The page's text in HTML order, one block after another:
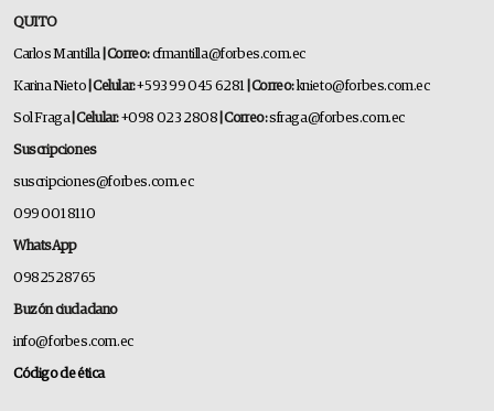
QUITO
Carlos Mantilla | Correo:cfmantilla@forbes.com.ec
Karina Nieto | Celular:+593 99 045 6281 | Correo:knieto@forbes.com.ec
Sol Fraga| Celular:+098 023 2808 | Correo:sfraga@forbes.com.ec
Suscripciones
suscripciones@forbes.com.ec
099 001 8110
WhatsApp
0982528765
Buzón ciudadano
info@forbes.com.ec
Código de ética